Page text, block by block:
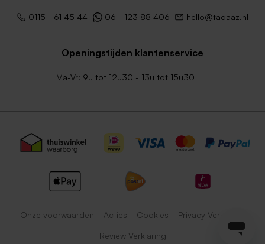
0115 - 61 45 44 06 - 123 88 406 hello@tadaaz.nl
Openingstijden klantenservice
Ma-Vr: 9u tot 12u30 - 13u tot 15u30
Onze voorwaarden Acties Cookies Privacy Verklaring
Review Verklaring